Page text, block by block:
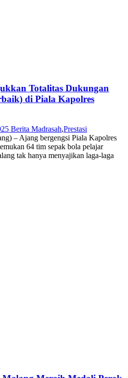
Totalitas Dukungan
di Piala Kapolres
Berita Madrasah,Prestasi
– Ajang bergengsi Piala Kapolres
64 tim sepak bola pelajar
tak hanya menyajikan laga-laga